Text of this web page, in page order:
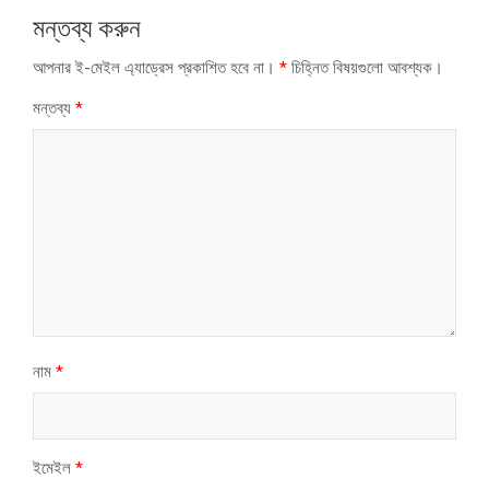
মন্তব্য করুন
আপনার ই-মেইল এ্যাড্রেস প্রকাশিত হবে না। * চিহ্নিত বিষয়গুলো আবশ্যক।
মন্তব্য *
নাম *
ইমেইল *